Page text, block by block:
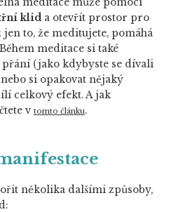
klida otevřít prostor pro
jen to, že meditujete, pomáhá
meditace si také
přání (jako kdybyste se dívali
si opakovat nějaký
celkový efekt. A jak
v tomto článku.
několika dalšími způsoby,